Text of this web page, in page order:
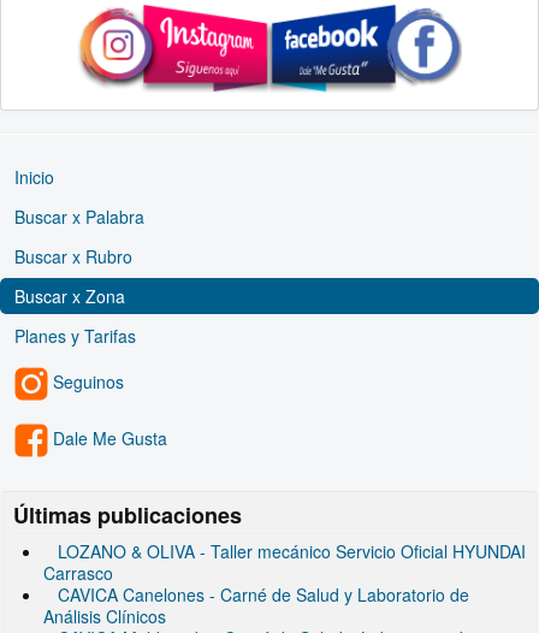
Inicio
Buscar x Palabra
Buscar x Rubro
Buscar x Zona
Planes y Tarifas
Seguinos
Dale Me Gusta
Últimas publicaciones
LOZANO & OLIVA - Taller mecánico Servicio Oficial HYUNDAI
Carrasco
CAVICA Canelones - Carné de Salud y Laboratorio de
Análisis Clínicos